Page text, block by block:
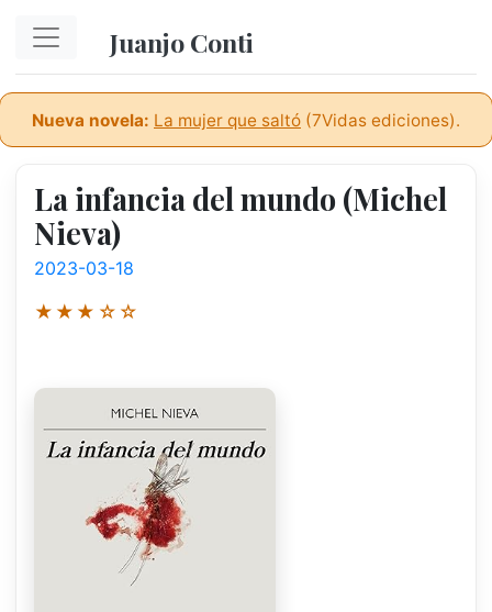
Juanjo Conti
Nueva novela: La mujer que saltó (7Vidas ediciones).
La infancia del mundo (Michel
Nieva)
2023-03-18
★★★☆☆